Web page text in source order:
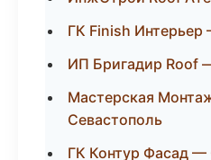
ГК Finish
ИП Бригадир Roof
Мастерская
Севастополь
ГК Контур Фасад —